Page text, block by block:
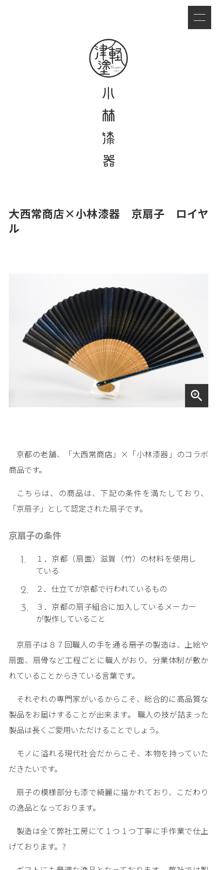
大西常商店×小林漆器 京扇子 ロイヤ
ル
zoom_in
京都の老舗、「大西常商店」×「小林漆器」のコラボ
商品です。
こちらは、の商品は、下記の条件を満たしており、
「京扇子」として認定された扇子です。
京扇子の条件
１．京都（扇面）滋賀（竹）の材料を使用し
ている
２．仕立てが京都で行われているもの
３．京都の扇子組合に加入しているメーカー
が製作していること
京扇子は８７回職人の手を通る――扇子の製造は、上絵や
扇面、扇骨など工程ごとに職人がおり、分業体制が敷か
れていることからきている言葉です。
それぞれの専門家がいるからこそ、総合的に高品質な
製品をお届けすることが出来ます。 職人の技が詰まった
製品は長くご愛用いただけることでしょう。
モノに溢れる現代社会だからこそ、本物を持っていた
だきたいです。
扇子の模様部分も漆で綺麗に描かれており、こだわり
の逸品となっております。
製造は全て弊社工房にて１つ１つ丁寧に手作業で仕上
げております。?